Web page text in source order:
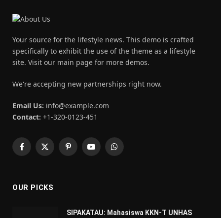
Your source for the lifestyle news. This demo is crafted
specifically to exhibit the use of the theme as a lifestyle
site. Visit our main page for more demos.
We're accepting new partnerships right now.
Email Us: info@example.com
Contact: +1-320-0123-451
Facebook
X
PinterestYouTubeWhatsApp
OUR PICKS
SIPAKATAU: Mahasiswa KKN-T UNHAS